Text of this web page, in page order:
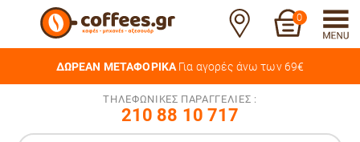
0
ΔΩΡΕΑΝ ΜΕΤΑΦΟΡΙΚΑ Για αγορές άνω των 69€
ΤΗΛΕΦΩΝΙΚΕΣ ΠΑΡΑΓΓΕΛΙΕΣ :
210 88 10 717